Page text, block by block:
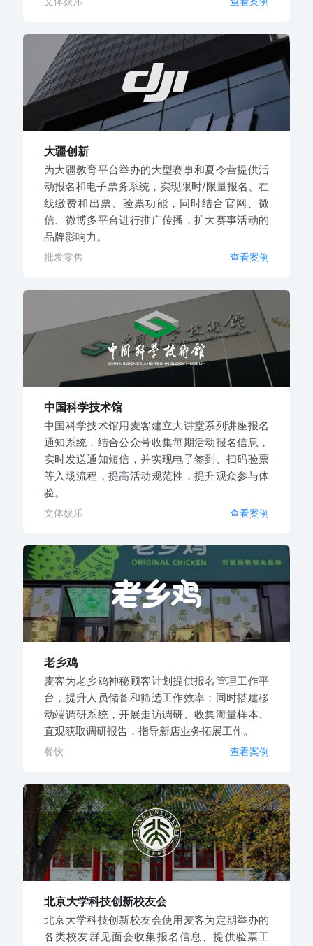
大疆创新
为大疆教育平台举办的大型赛事和夏令营提供活
动报名和电子票务系统，实现限时/限量报名、在
线缴费和出票、验票功能，同时结合官网、微
信、微博多平台进行推广传播，扩大赛事活动的
品牌影响力。
批发零售 查看案例
中国科学技术馆
中国科学技术馆用麦客建立大讲堂系列讲座报名
通知系统，结合公众号收集每期活动报名信息，
实时发送通知短信，并实现电子签到、扫码验票
等入场流程，提高活动规范性，提升观众参与体
验。
文体娱乐 查看案例
老乡鸡
麦客为老乡鸡神秘顾客计划提供报名管理工作平
台，提升人员储备和筛选工作效率；同时搭建移
动端调研系统，开展走访调研、收集海量样本、
直观获取调研报告，指导新店业务拓展工作。
餐饮 查看案例
北京大学科技创新校友会
北京大学科技创新校友会使用麦客为定期举办的
各类校友群见面会收集报名信息、提供验票工